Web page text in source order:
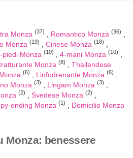
Monza (37) Romantico Monza (36)
Monza (19) Cinese Monza (18)
piedi Monza (10) 4-mani Monza (10)
Monza (8)
Thailandese
(6) Linfodrenante Monza (6)
Monza (3) Lingam Monza (3)
(2) Svedese Monza (2)
ending Monza (1) Domicilio Monza
Monza: benessere